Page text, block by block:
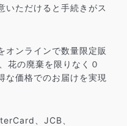
いただけると手続きがス
オンラインで数量限定販
花の廃棄を限りなく０
な価格でのお届けを実現
、JCB、